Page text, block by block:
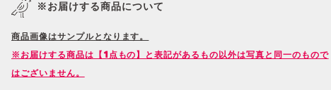
※お届けする商品について
商品画像はサンプルとなります。
※お届けする商品は【1点もの】と表記があるもの以外は写真と同一のもので
はございません。